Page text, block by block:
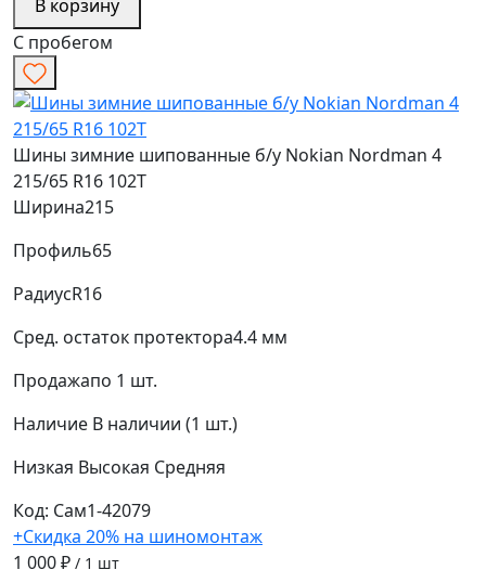
В корзину
С пробегом
Шины зимние шипованные б/у Nokian Nordman 4
215/65 R16 102T
Ширина215
Профиль65
РадиусR16
Сред. остаток протектора4.4 мм
Продажапо 1 шт.
Наличие В наличии (1 шт.)
Низкая Высокая Средняя
Код: Сам1-42079
+Скидка 20% на шиномонтаж
1 000 ₽ / 1 шт